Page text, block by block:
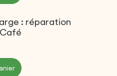
: réparation